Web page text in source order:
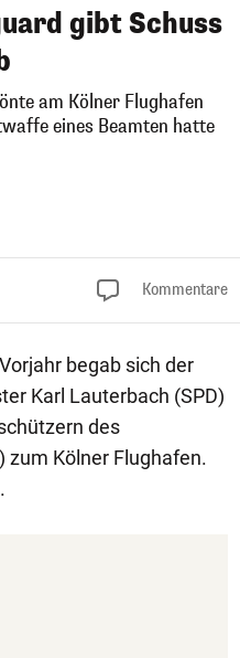
gibt Schuss
am Kölner Flughafen
eines Beamten hatte
Kommentare
begab sich der
Karl Lauterbach (SPD)
des
zum Kölner Flughafen.